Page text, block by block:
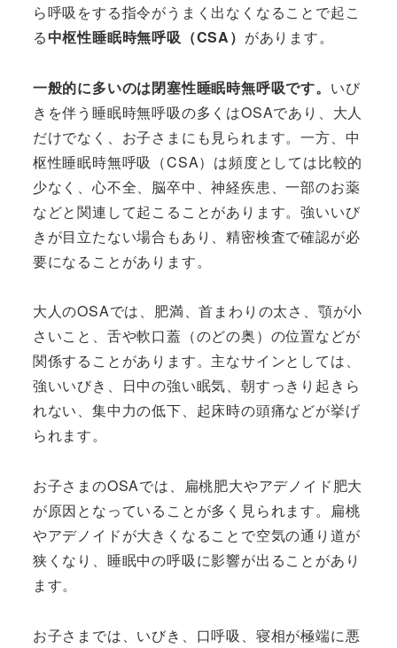
ら呼吸をする指令がうまく出なくなることで起こ
る中枢性睡眠時無呼吸（CSA） があります。
一般的に多いのは閉塞性睡眠時無呼吸です。 いび
きを伴う睡眠時無呼吸の多くはOSAであり、大人
だけでなく、お子さまにも見られます。一方、中
枢性睡眠時無呼吸（CSA）は頻度としては比較的
少なく、心不全、脳卒中、神経疾患、一部のお薬
などと関連して起こることがあります。強いいび
きが目立たない場合もあり、精密検査で確認が必
要になることがあります。
大人のOSAでは、肥満、首まわりの太さ、顎が小
さいこと、舌や軟口蓋（のどの奥）の位置などが
関係することがあります。主なサインとしては、
強いいびき、日中の強い眠気、朝すっきり起きら
れない、集中力の低下、起床時の頭痛などが挙げ
られます。
お子さまのOSAでは、扁桃肥大やアデノイド肥大
が原因となっていることが多く見られます。扁桃
やアデノイドが大きくなることで空気の通り道が
狭くなり、睡眠中の呼吸に影響が出ることがあり
ます。
お子さまでは、いびき、口呼吸、寝相が極端に悪